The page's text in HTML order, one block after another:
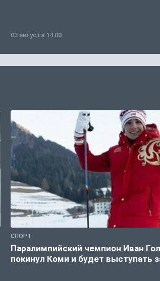
03 августа 14:00
СПОРТ
Паралимпийский чемпион Иван
покинул Коми и будет выступать